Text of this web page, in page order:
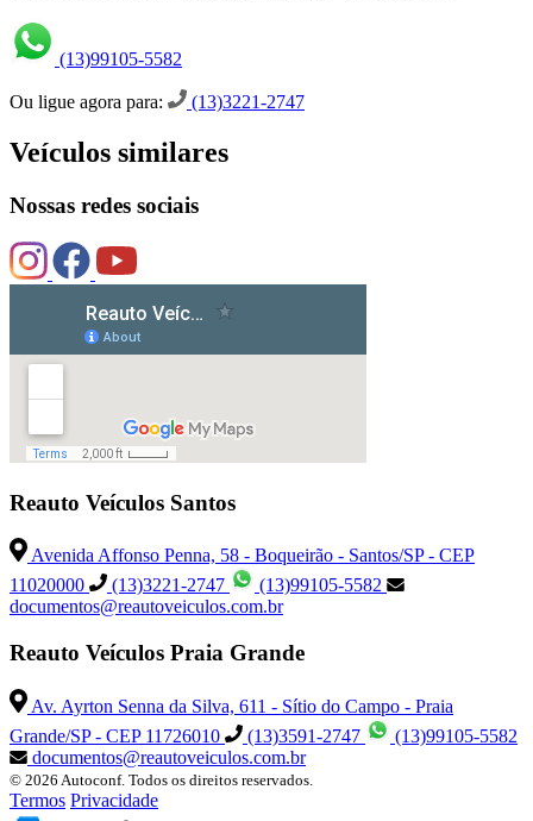
(13)99105-5582
Ou ligue agora para: (13)3221-2747
Veículos similares
Nossas redes sociais
Reauto Veículos Santos
Avenida Affonso Penna, 58 - Boqueirão - Santos/SP - CEP
11020000
(13)3221-2747
(13)99105-5582
documentos@reautoveiculos.com.br
Reauto Veículos Praia Grande
Av. Ayrton Senna da Silva, 611 - Sítio do Campo - Praia
Grande/SP - CEP 11726010
(13)3591-2747
(13)99105-5582
documentos@reautoveiculos.com.br
© 2026 Autoconf. Todos os direitos reservados.
Termos Privacidade